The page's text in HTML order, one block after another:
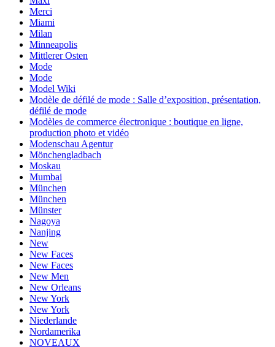
Merci
Miami
Milan
Minneapolis
Mittlerer Osten
Mode
Mode
Model Wiki
Modèle de défilé de mode : Salle d’exposition, présentation,
défilé de mode
Modèles de commerce électronique : boutique en ligne,
production photo et vidéo
Modenschau Agentur
Mönchengladbach
Moskau
Mumbai
München
München
Münster
Nagoya
Nanjing
New
New Faces
New Faces
New Men
New Orleans
New York
New York
Niederlande
Nordamerika
NOVEAUX